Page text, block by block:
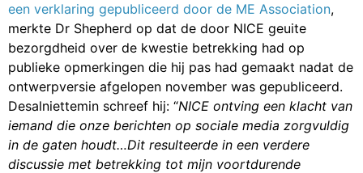
een verklaring gepubliceerd door de ME Association,
merkte Dr Shepherd op dat de door NICE geuite
bezorgdheid over de kwestie betrekking had op
publieke opmerkingen die hij pas had gemaakt nadat de
ontwerpversie afgelopen november was gepubliceerd.
Desalniettemin schreef hij: “NICE ontving een klacht van
iemand die onze berichten op sociale media zorgvuldig
in de gaten houdt…Dit resulteerde in een verdere
discussie met betrekking tot mijn voortdurende